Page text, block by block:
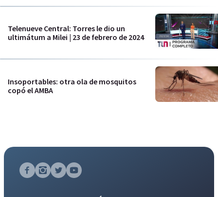
Telenueve Central: Torres le dio un
ultimátum a Milei | 23 de febrero de 2024
Insoportables: otra ola de mosquitos
copó el AMBA